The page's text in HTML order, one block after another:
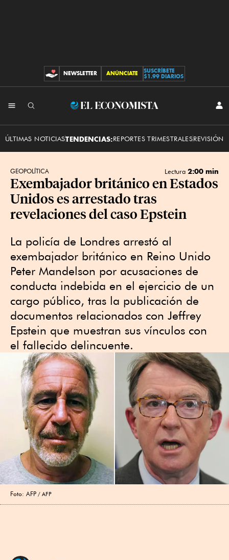
CONTRIBUCIONES
NEWSLETTER ANÚNCIATE
SUSCRÍBETE
$1.99 DIARIOS
El
ÚLTIMAS NOTICIASTENDENCIAS:REPORTES TRIMESTRALESREVISIÓN
GEOPOLÍTICA Lectura 2:00 min
Exembajador británico en Estados
Unidos es arrestado tras
revelaciones del caso Epstein
La policía de Londres arrestó al
exembajador británico en Reino Unido
Peter Mandelson por acusaciones de
conducta indebida en el ejercicio de un
cargo público, tras la publicación de
documentos relacionados con Jeffrey
Epstein que muestran sus vínculos con
el fallecido delincuente.
Foto: AFP AFP